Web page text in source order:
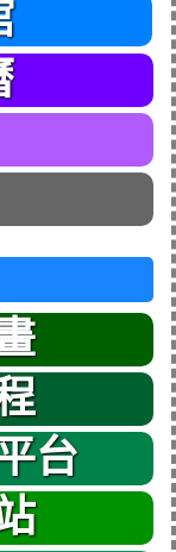
台